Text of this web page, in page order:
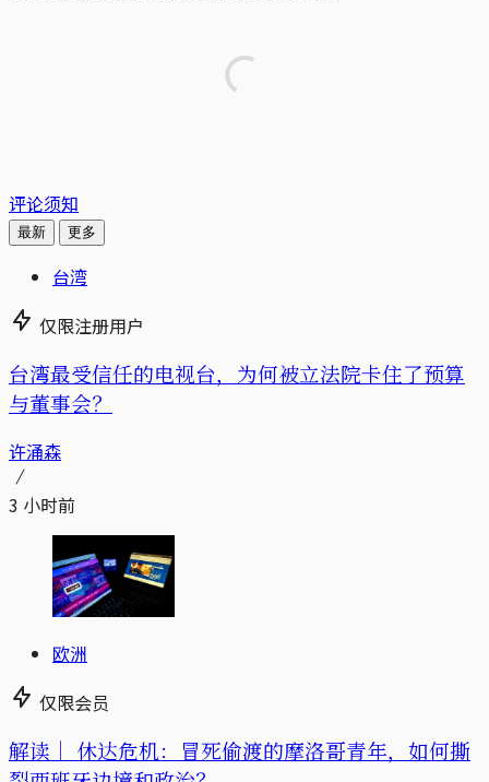
评论须知
最新 更多
台湾
仅限注册用户
台湾最受信任的电视台，为何被立法院卡住了预算
与董事会？
许涌森
3 小时前
欧洲
仅限会员
解读｜ 休达危机：冒死偷渡的摩洛哥青年，如何撕